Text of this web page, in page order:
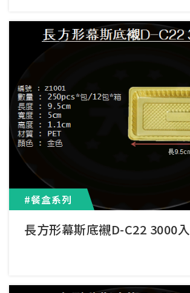
#餐盒系列
長方形幕斯底襯D-C22 3000入